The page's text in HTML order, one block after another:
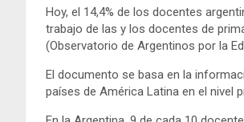
Hoy, el 14,4% de los docentes
trabajo de las y los docentes de
(Observatorio de Argentinos por la
El documento se basa en la
países de América Latina en el nivel